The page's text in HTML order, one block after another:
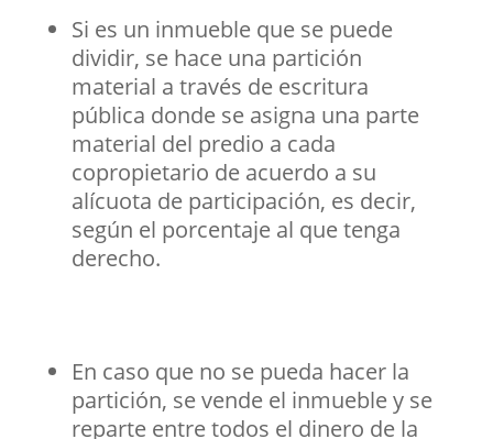
Si es un inmueble que se puede
dividir, se hace una partición
material a través de escritura
pública donde se asigna una parte
material del predio a cada
copropietario de acuerdo a su
alícuota de participación, es decir,
según el porcentaje al que tenga
derecho.
En caso que no se pueda hacer la
partición, se vende el inmueble y se
reparte entre todos el dinero de la